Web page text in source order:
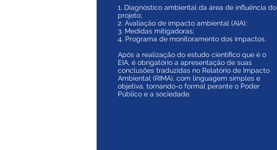
1. Diagnóstico ambiental da área de influência do
projeto;
2. Avaliação de impacto ambiental (AIA);
3. Medidas mitigadoras;
4. Programa de monitoramento dos impactos.
Após a realização do estudo científico que é o
EIA, é obrigatório a apresentação de suas
conclusões traduzidas no Relatório de Impacto
Ambiental (RIMA), com linguagem simples e
objetiva, tornando-o formal perante o Poder
Público e a sociedade.